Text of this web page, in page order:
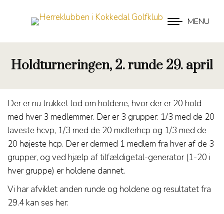
MENU
Holdturneringen, 2. runde 29. april
Der er nu trukket lod om holdene, hvor der er 20 hold
med hver 3 medlemmer. Der er 3 grupper: 1/3 med de 20
laveste hcvp, 1/3 med de 20 midterhcp og 1/3 med de
20 højeste hcp. Der er dermed 1 medlem fra hver af de 3
grupper, og ved hjælp af tilfældigetal-generator (1-20 i
hver gruppe) er holdene dannet.
Vi har afviklet anden runde og holdene og resultatet fra
29.4 kan ses her: